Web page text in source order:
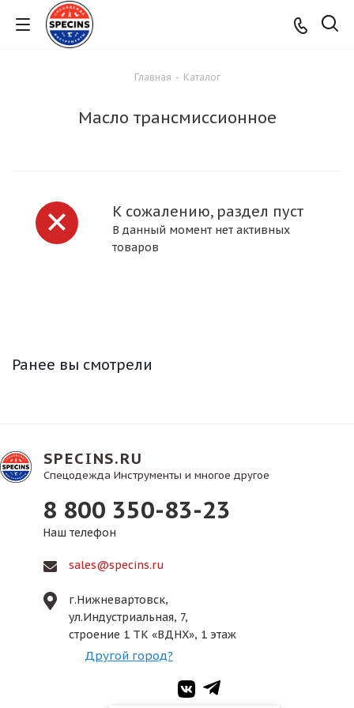
Главная - Каталог
Масло трансмиссионное
К сожалению, раздел пуст
В данный момент нет активных
товаров
Ранее вы смотрели
SPECINS.RU
Спецодежда Инструменты и многое другое
8 800 350-83-23
Наш телефон
sales@specins.ru
г.Нижневартовск,
ул.Индустриальная, 7,
строение 1 ТК «ВДНХ», 1 этаж
Другой город?